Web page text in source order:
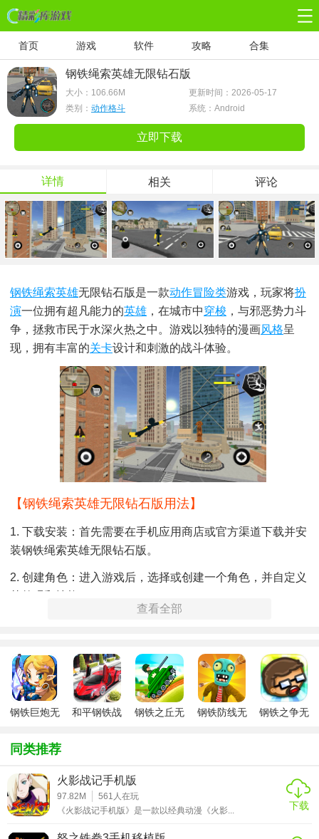
首页 游戏 软件 攻略 合集
钢铁绳索英雄无限钻石版
大小： 106.66M
更新时间：2026-05-17
类别： 动作格斗 系统：Android
立即下载
详情 相关 评论
钢铁绳索英雄无限钻石版是一款动作冒险类游戏，玩家将扮
演一位拥有超凡能力的英雄 ，在城市中穿梭 ，与邪恶势力斗
争，拯救市民于水深火热之中。游戏以独特的漫画风格呈
现，拥有丰富的关卡设计和刺激的战斗体验。
【钢铁绳索英雄无限钻石版用法】
1. 下载安装：首先需要在手机应用商店或官方渠道下载并安
装钢铁绳索英雄无限钻石版。
2. 创建角色：进入游戏后，选择或创建一个角色，并自定义
4. 执行任务：游戏提供多种任务，包括主线剧情、支线任务
和随机事件。完成任务可获得奖励和经验值。
5. 战斗与技能：玩家可以使用各种技能和武器与敌人战斗，
6. 升级装备：通过完成任务和击败敌人，玩家可以获得金币
和钻石，用于购买和升级装备。
【钢铁绳索英雄无限钻石版玩法】
查看全部
钢铁巨炮无
和平钢铁战
钢铁之丘无
钢铁防线无
钢铁之争无
同类推荐
火影战记手机版
97.82M 561 人在玩
《火影战记手机版》是一款以经典动漫《火影...
下载